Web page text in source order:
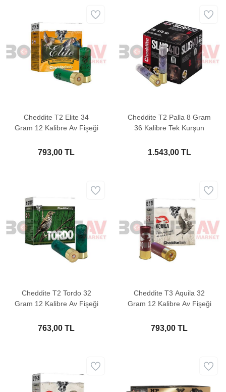
Cheddite T2 Elite 34
Gram 12 Kalibre Av Fişeği
793,00 TL
Cheddite T2 Palla 8 Gram
36 Kalibre Tek Kurşun
1.543,00 TL
Cheddite T2 Tordo 32
Gram 12 Kalibre Av Fişeği
763,00 TL
Cheddite T3 Aquila 32
Gram 12 Kalibre Av Fişeği
793,00 TL